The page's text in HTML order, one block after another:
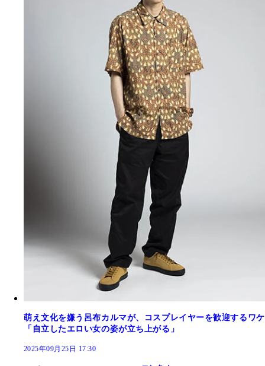
萌え文化を嫌う呂布カルマが、コスプレイヤーを歓迎するワケ
「自立したエロい女の姿が立ち上がる」
2025年09月25日 17:30